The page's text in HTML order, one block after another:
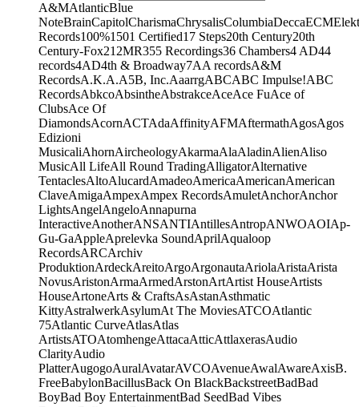
A&MAtlanticBlue
NoteBrainCapitolCharismaChrysalisColumbiaDeccaECM
Records100%1501 Certified17 Steps20th Century20th
Century-Fox21 2MR355 Recordings36 Chambers4 AD44
records4AD4th & Broadway7AA recordsA&M
RecordsA.K.A.A5B, Inc.AaarrgABCABC Impulse!ABC
RecordsAbkcoAbsintheAbstrakceAceAce FuAce of
ClubsAce Of
DiamondsAcornACTAdaAffinityAFMAftermathAgosAgos
Edizioni
MusicaliAhornAircheologyAkarmaAlaAladinAlienAliso
MusicAll LifeAll Round TradingAlligatorAlternative
TentaclesAltoAlucardAmadeoAmericaAmericanAmerican
ClaveAmigaAmpexAmpex RecordsAmuletAnchorAnchor
LightsAngelAngeloAnnapurna
InteractiveAnotherANSANTIAntillesAntropANWOAOIAp-
Gu-GaAppleAprelevka SoundAprilAqualoop
RecordsARCArchiv
ProduktionArdeckAreitoArgoArgonautaAriolaAristaArista
NovusAristonArmaArmedArstonArtArtist HouseArtists
HouseArtoneArts & CraftsAsAstanAsthmatic
KittyAstralwerkAsylumAt The MoviesATCOAtlantic
75Atlantic CurveAtlasAtlas
ArtistsATOAtomhengeAttacaAtticAttlaxerasAudio
ClarityAudio
PlatterAugogoAuralAvatarAVCOAvenueAwalAwareAxisB.
FreeBabylonBacillusBack On BlackBackstreetBadBad
BoyBad Boy EntertainmentBad SeedBad Vibes